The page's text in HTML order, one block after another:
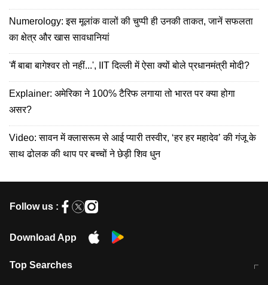
Numerology: इस मूलांक वालों की चुप्पी ही उनकी ताकत, जानें सफलता
का क्षेत्र और खास सावधानियां
'मैं बाबा बागेश्वर तो नहीं...', IIT दिल्ली में ऐसा क्यों बोले प्रधानमंत्री मोदी?
Explainer: अमेरिका ने 100% टैरिफ लगाया तो भारत पर क्या होगा
असर?
Video: सावन में क्लासरूम से आई प्यारी तस्वीर, ‘हर हर महादेव’ की गंजू के
साथ ढोलक की थाप पर बच्चों ने छेड़ी शिव धुन
Follow us :
Download App
Top Searches